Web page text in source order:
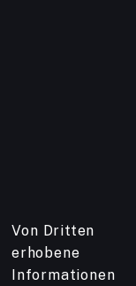
Von Dritten
erhobene
Informationen